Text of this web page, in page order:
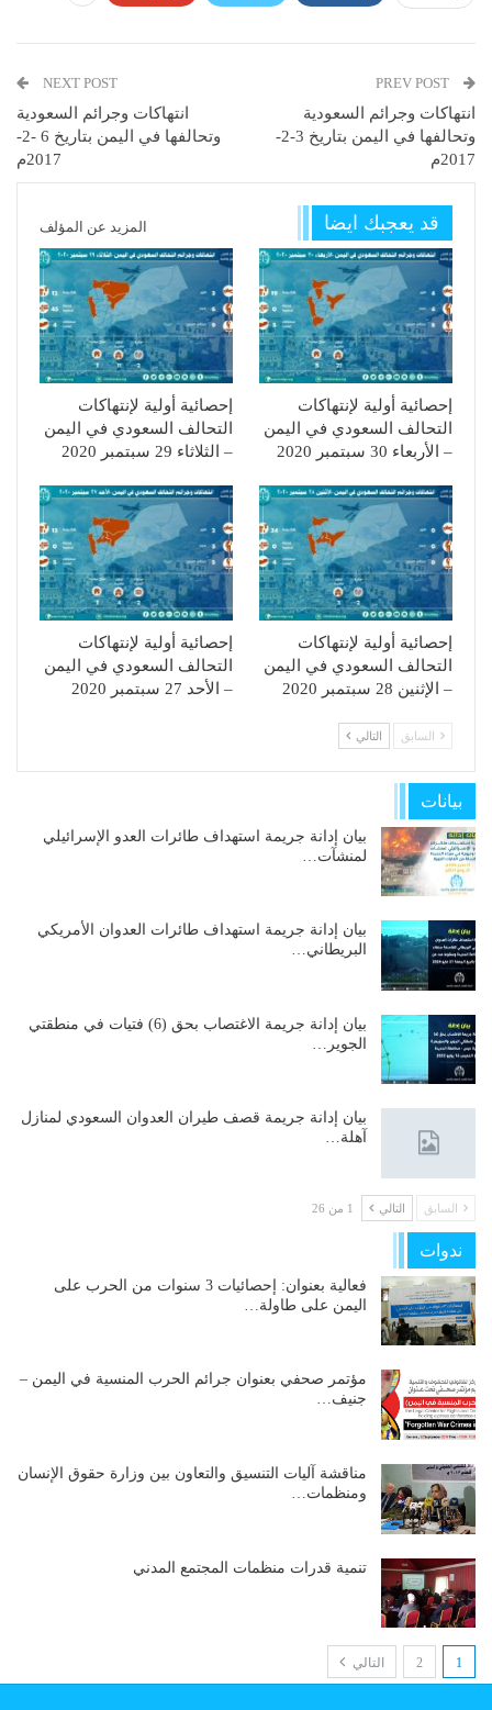
انتهاكات وجرائم السعودية
وتحالفها في اليمن بتاريخ 3-2-
2017م
NEXT POST
انتهاكات وجرائم السعودية
وتحالفها في اليمن بتاريخ 6 -2-
2017م
قد يعجبك ايضا المزيد عن المؤلف
إحصائية أولية لإنتهاكات
التحالف السعودي في اليمن
– الأربعاء 30 سبتمبر 2020
إحصائية أولية لإنتهاكات
التحالف السعودي في اليمن
– الثلاثاء 29 سبتمبر 2020
إحصائية أولية لإنتهاكات
التحالف السعودي في اليمن
– الإثنين 28 سبتمبر 2020
إحصائية أولية لإنتهاكات
التحالف السعودي في اليمن
– الأحد 27 سبتمبر 2020
السابق التالي
بيانات
بيان إدانة جريمة استهداف طائرات العدو الإسرائيلي
لمنشآت…
بيان إدانة جريمة استهداف طائرات العدوان الأمريكي
البريطاني…
بيان إدانة جريمة الاغتصاب بحق (6) فتيات في منطقتي
الجوير…
بيان إدانة جريمة قصف طيران العدوان السعودي لمنازل
آهلة…
السابق التالي 1 من 26
ندوات
فعالية بعنوان: إحصائيات 3 سنوات من الحرب على
اليمن على طاولة…
مؤتمر صحفي بعنوان جرائم الحرب المنسية في اليمن –
جنيف…
مناقشة آليات التنسيق والتعاون بين وزارة حقوق الإنسان
ومنظمات…
تنمية قدرات منظمات المجتمع المدني
1
2 التالي